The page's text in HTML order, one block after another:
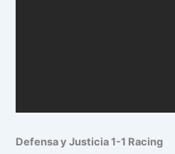
Defensa y Justicia 1-1 Racing